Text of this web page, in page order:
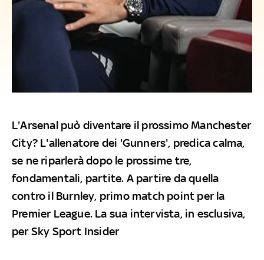
L'Arsenal può diventare il prossimo Manchester
City? L'allenatore dei 'Gunners', predica calma,
se ne riparlerà dopo le prossime tre,
fondamentali, partite. A partire da quella
contro il Burnley, primo match point per la
Premier League. La sua intervista, in esclusiva,
per Sky Sport Insider